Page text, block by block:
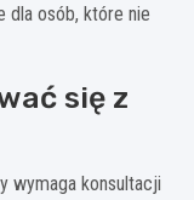
dla osób, które nie
się z
wymaga konsultacji